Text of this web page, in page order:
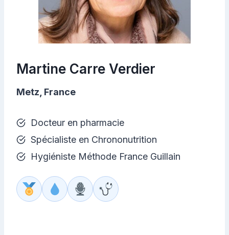
Martine Carre Verdier
Metz, France
Docteur en pharmacie
Spécialiste en Chrononutrition
Hygiéniste Méthode France Guillain